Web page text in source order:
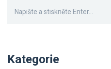
Kategorie